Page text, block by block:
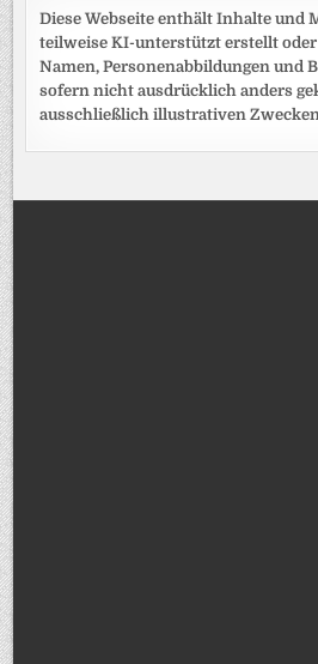
Diese Webseite enthält Inhalte und
teilweise KI-unterstützt erstellt
Namen, Personenabbildungen und
sofern nicht ausdrücklich anders
ausschließlich illustrativen